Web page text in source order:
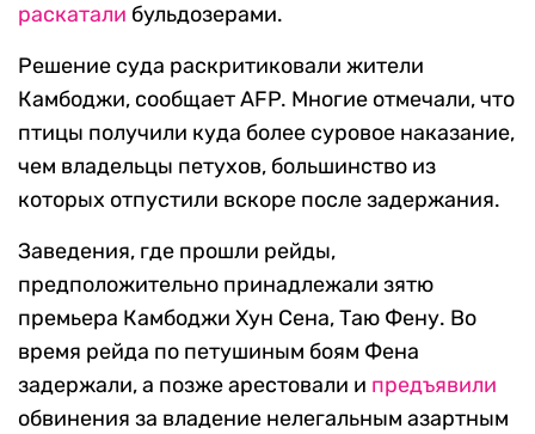
раскатали бульдозерами.
Решение суда раскритиковали жители
Камбоджи, сообщает AFP. Многие отмечали, что
птицы получили куда более суровое наказание,
чем владельцы петухов, большинство из
которых отпустили вскоре после задержания.
Заведения, где прошли рейды,
предположительно принадлежали зятю
премьера Камбоджи Хун Сена, Таю Фену. Во
время рейда по петушиным боям Фена
задержали, а позже арестовали и предъявили
обвинения за владение нелегальным азартным